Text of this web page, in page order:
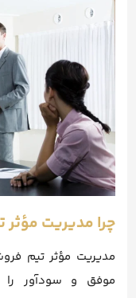
چرا مدیریت
مدیریت مؤثر تیم
موفق و سودآور